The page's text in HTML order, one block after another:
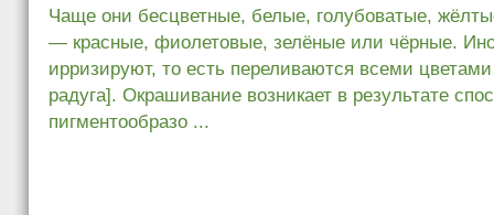
Чаще они бесцветные, белые, голубоватые,
— красные, фиолетовые, зелёные или чёрные.
ирризируют, то есть переливаются всеми
радуга]. Окрашивание возникает в результате
пигментообразо ...